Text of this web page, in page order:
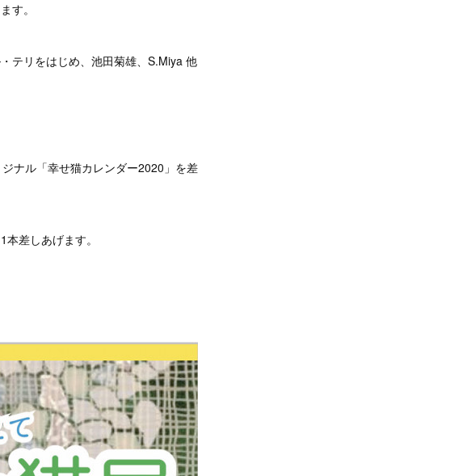
す。
テリをはじめ、池田菊雄、S.Miya 他
ナル「幸せ猫カレンダー2020」を差
差しあげます。